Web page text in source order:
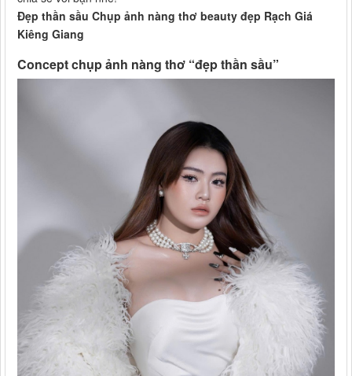
Đẹp thần sầu Chụp ảnh nàng thơ beauty đẹp Rạch Giá
Kiêng Giang
Concept chụp ảnh nàng thơ “đẹp thần sầu”